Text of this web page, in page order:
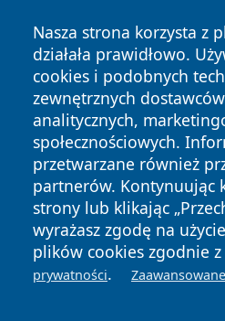
Nasza strona korzysta z
działała prawidłowo.
cookies i podobnych
zewnętrznych
analitycznych,
społecznościowych.
przetwarzane również
partnerów. Kontynuując
strony lub klikając
wyrażasz zgodę na
plików cookies zgodnie z
prywatności.
Copyright © 2026
zastrzeżone.
News Autorzy
Polityka